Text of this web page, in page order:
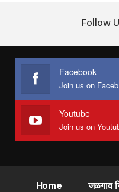
Follow
Facebook
Youtube
Join us on
Home जळगाव